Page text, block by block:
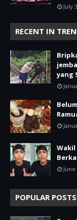
July
RECENT IN
yang
Wakil
June
POPULAR POSTS